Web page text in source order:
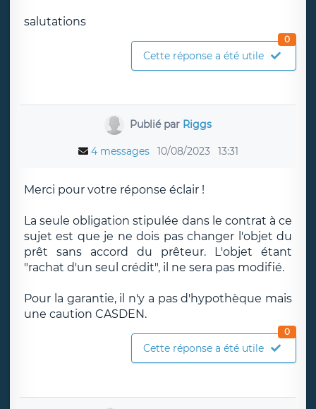
salutations
Cette réponse a été utile
0
Publié par Riggs
4 messages 10/08/2023 13:31
Merci pour votre réponse éclair !
La seule obligation stipulée dans le contrat à ce
sujet est que je ne dois pas changer l'objet du
prêt sans accord du prêteur. L'objet étant
"rachat d'un seul crédit", il ne sera pas modifié.
Pour la garantie, il n'y a pas d'hypothèque mais
une caution CASDEN.
Cette réponse a été utile
0